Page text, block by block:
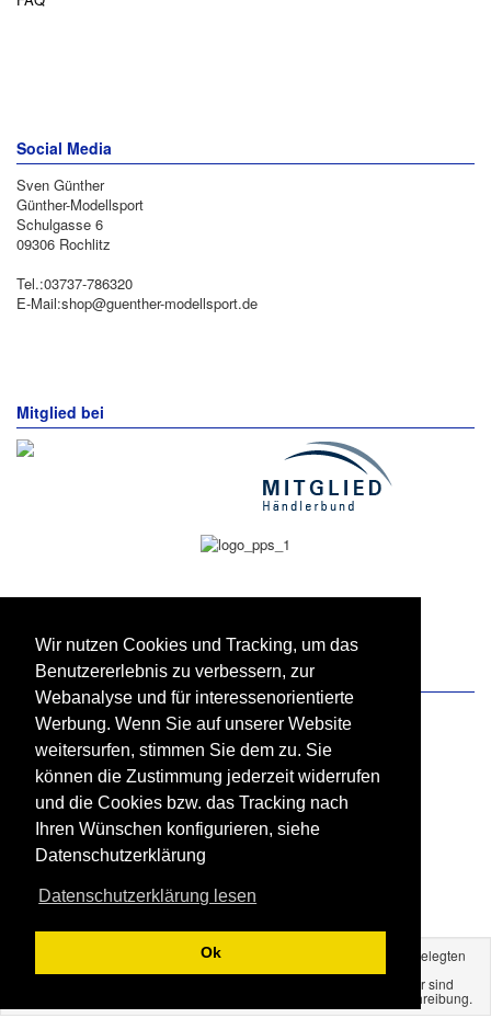
Wir nutzen Cookies und Tracking, um das
Benutzererlebnis zu verbessern, zur
Webanalyse und für interessenorientierte
Werbung. Wenn Sie auf unserer Website
weitersurfen, stimmen Sie dem zu. Sie
können die Zustimmung jederzeit widerrufen
und die Cookies bzw. das Tracking nach
Ihren Wünschen konfigurieren, siehe
Datenschutzerklärung
Datenschutzerklärung lesen
Ok
Social Media
Sven Günther
Günther-Modellsport
Schulgasse 6
09306 Rochlitz
Tel.:03737-786320
E-Mail:shop@guenther-modellsport.de
Mitglied bei
Zahlung und Versand
Alle hier genannten Preise verstehen sich inkl. der gesetzlich festgelegten
Mehrwertsteuer und zzgl. der gewählten Versandkosten.
Alle Markennamen, Warenzeichen sowie sämtliche Produktbilder sind
Eigentum Ihrer rechtmäßigen Eigentümer und dienen nur der Beschreibung.